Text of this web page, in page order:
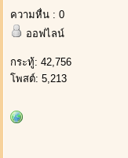
ความหื่น : 0
ออฟไลน์
กระทู้: 42,756
โพสต์: 5,213